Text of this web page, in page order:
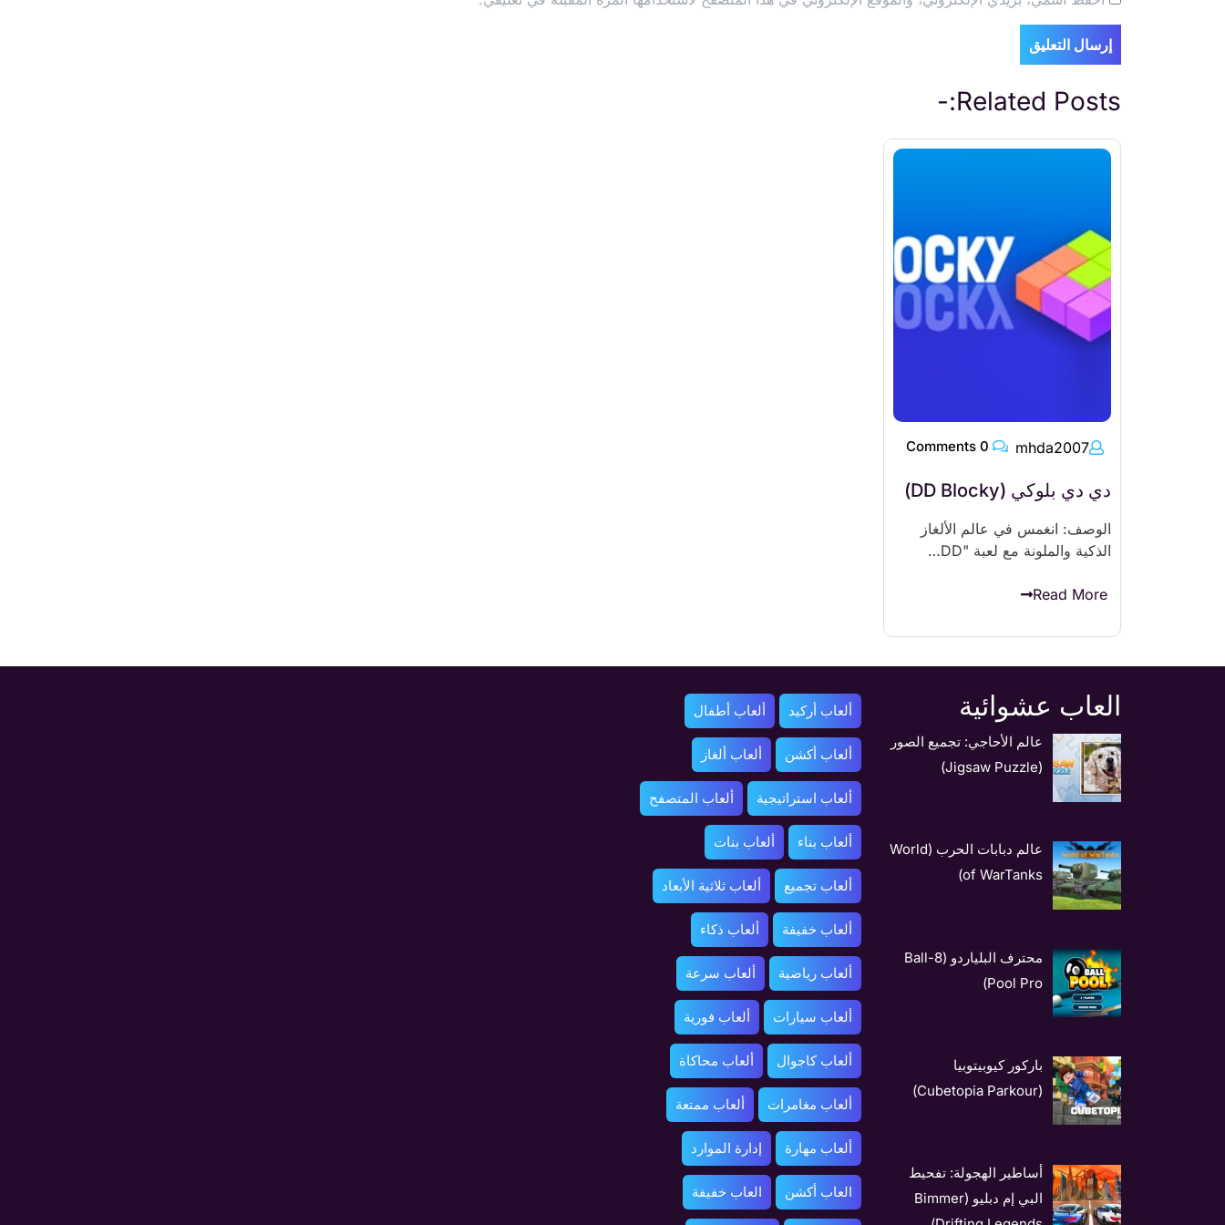
Related Posts:-
mhda2007
دي دي بلوكي (DD Blocky)
الوصف: انغمس في عالم الألغاز
الذكية والملونة مع لعبة "DD…
Read More
العاب عشوائية
عالم الأحاجي: تجميع الصور
(Jigsaw Puzzle)
عالم دبابات الحرب (World
of WarTanks)
محترف البلياردو (8-Ball
Pool Pro)
باركور كيوبيتوبيا
(Cubetopia Parkour)
أساطير الهجولة: تفحيط
البي إم دبليو (Bimmer
ألعاب أركيد ألعاب أطفال
ألعاب أكشن ألعاب ألغاز
ألعاب استراتيجية ألعاب المتصفح
ألعاب بناء ألعاب بنات
ألعاب تجميع ألعاب ثلاثية الأبعاد
ألعاب خفيفة ألعاب ذكاء
ألعاب رياضية ألعاب سرعة
ألعاب سيارات ألعاب فورية
ألعاب كاجوال ألعاب محاكاة
ألعاب مغامرات ألعاب ممتعة
ألعاب مهارة إدارة الموارد
العاب أكشن العاب خفيفة